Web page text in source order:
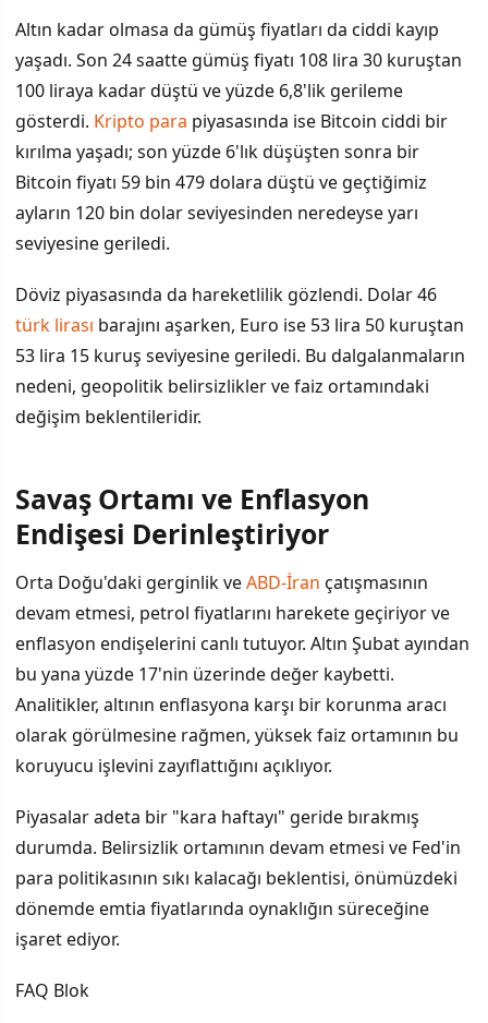
Altın kadar olmasa da gümüş fiyatları da ciddi kayıp
yaşadı. Son 24 saatte gümüş fiyatı 108 lira 30 kuruştan
100 liraya kadar düştü ve yüzde 6,8'lik gerileme
gösterdi. Kripto para piyasasında ise Bitcoin ciddi bir
kırılma yaşadı; son yüzde 6'lık düşüşten sonra bir
Bitcoin fiyatı 59 bin 479 dolara düştü ve geçtiğimiz
ayların 120 bin dolar seviyesinden neredeyse yarı
seviyesine geriledi.
Döviz piyasasında da hareketlilik gözlendi. Dolar 46
türk lirası barajını aşarken, Euro ise 53 lira 50 kuruştan
53 lira 15 kuruş seviyesine geriledi. Bu dalgalanmaların
nedeni, geopolitik belirsizlikler ve faiz ortamındaki
değişim beklentileridir.
Savaş Ortamı ve Enflasyon
Endişesi Derinleştiriyor
Orta Doğu'daki gerginlik veABD-İran çatışmasının
devam etmesi, petrol fiyatlarını harekete geçiriyor ve
enflasyon endişelerini canlı tutuyor. Altın Şubat ayından
bu yana yüzde 17'nin üzerinde değer kaybetti.
Analitikler, altının enflasyona karşı bir korunma aracı
olarak görülmesine rağmen, yüksek faiz ortamının bu
koruyucu işlevini zayıflattığını açıklıyor.
Piyasalar adeta bir "kara haftayı" geride bırakmış
durumda. Belirsizlik ortamının devam etmesi ve Fed'in
para politikasının sıkı kalacağı beklentisi, önümüzdeki
dönemde emtia fiyatlarında oynaklığın süreceğine
işaret ediyor.
FAQ Blok